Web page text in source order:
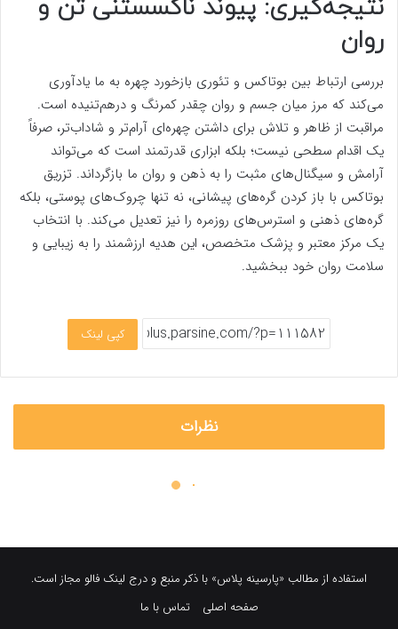
استفاده از مطالب «پارسینه پلاس» با ذکر منبع و درج لینک فالو مجاز است.
صفحه اصلی
تماس با ما